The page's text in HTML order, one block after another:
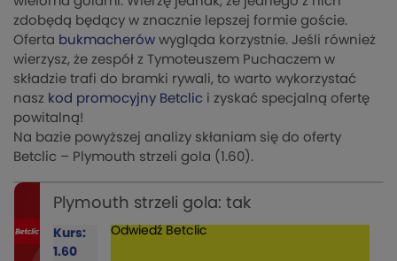
zdobędą będący w znacznie lepszej formie goście.
Oferta bukmacherów wygląda korzystnie. Jeśli również
wierzysz, że zespół z Tymoteuszem Puchaczem w
składzie trafi do bramki rywali, to warto wykorzystać
nasz kod promocyjny Betc lic i zyskać specjalną ofertę
powitalną!
Na bazie powyższej analizy skłaniam się do oferty
Betclic – Plymouth strzeli gola (1.60).
Plymouth strzeli gola: tak
Kurs:
1.60
Odwiedź Betclic